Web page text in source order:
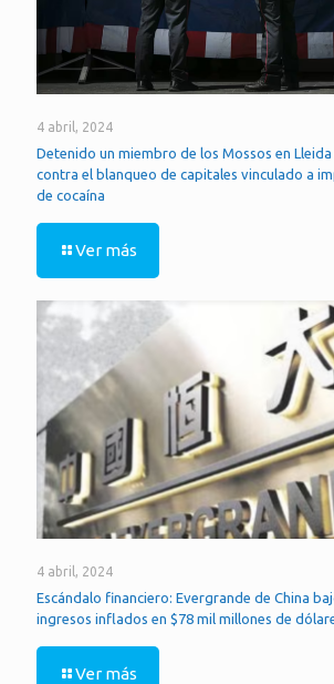
4 abril, 2024
Detenido un miembro de los Mossos en
contra el blanqueo de capitales vinculado a
de cocaína
Ver más
4 abril, 2024
Escándalo financiero: Evergrande de China
ingresos inflados en $78 mil millones de
Ver más